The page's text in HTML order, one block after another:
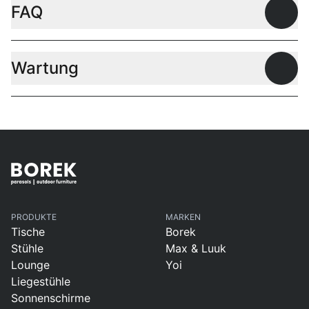
FAQ
Wartung
PRODUKTE
Tische
Stühle
Lounge
Liegestühle
Sonnenschirme
MARKEN
Borek
Max & Luuk
Yoi